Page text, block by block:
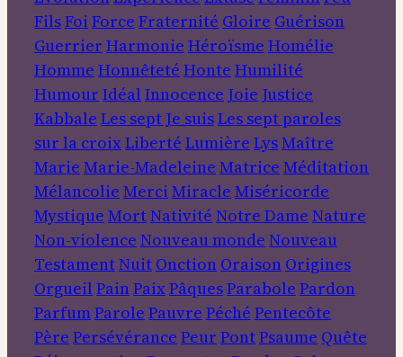
FilsFoi Force Fraternité Gloire Guérison
Guerrier Harmonie Héroïsme Homélie
Homme Honnêteté Honte Humilité
Humour Idéal Innocence Joie Justice
Kabbale Les sept Je suisLes sept paroles
sur la croixLiberté Lumière LysMaître
Marie Marie-Madeleine Matrice Méditation
Mélancolie Merci Miracle Miséricorde
Mystique MortNativité Notre Dame Nature
Non-violence Nouveau monde Nouveau
TestamentNuit Onction Oraison Origines
Orgueil PainPaixPâquesParabole Pardon
ParfumParole Pauvre Péché Pentecôte
Père Persévérance Peur PontPsaume Quête